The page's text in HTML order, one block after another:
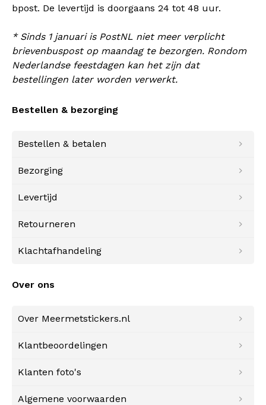
bpost. De levertijd is doorgaans 24 tot 48 uur.
* Sinds 1 januari is PostNL niet meer verplicht
brievenbuspost op maandag te bezorgen. Rondom
Nederlandse feestdagen kan het zijn dat
bestellingen later worden verwerkt.
Bestellen & bezorging
Bestellen & betalen
Bezorging
Levertijd
Retourneren
Klachtafhandeling
Over ons
Over Meermetstickers.nl
Klantbeoordelingen
Klanten foto's
Algemene voorwaarden